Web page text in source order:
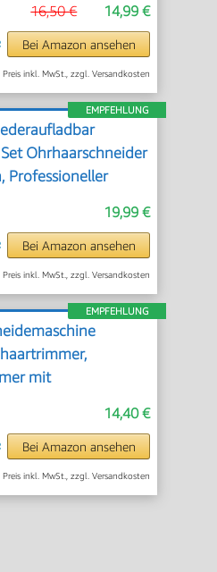
14,99 €
16,50 €
Bei Amazon ansehen
Preis inkl. MwSt., zzgl. Versandkosten
EMPFEHLUNG
Ohrhaarschneider
Professioneller
und Frauen
19,99 €
Bei Amazon ansehen
Preis inkl. MwSt., zzgl. Versandkosten
EMPFEHLUNG
mit
14,40 €
Bei Amazon ansehen
Preis inkl. MwSt., zzgl. Versandkosten